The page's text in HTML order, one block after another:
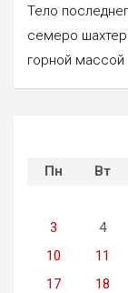
Тело
семеро
горной массой
Пн
Вт
3
4
10
11
17
18